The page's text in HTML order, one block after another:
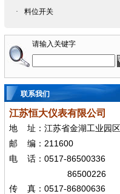
· 料位开关
请输入关键字
联系我们
江苏恒大仪表有限公司
地
址：江苏省金湖工业园区
邮
编： 211600
电 话： 0517-86500336
86500226
传 真： 0517-86800636